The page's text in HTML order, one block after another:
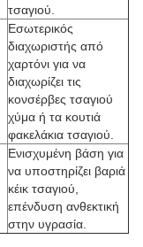
τσαγιού.
Εσωτερικός
διαχωριστής από
χαρτόνι για να
διαχωρίζει τις
κονσέρβες τσαγιού
χύμα ή τα κουτιά
φακελάκια τσαγιού.
Ενισχυμένη βάση για
να υποστηρίζει βαριά
κέικ τσαγιού,
επένδυση ανθεκτική
στην υγρασία.